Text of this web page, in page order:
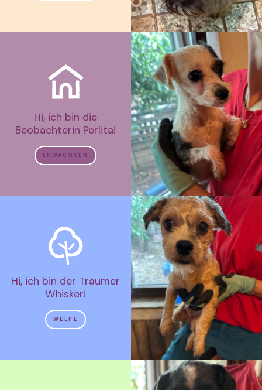
Hi, ich bin die
Beobachterin Perlita!
ERWACHSEN
Hi, ich bin der Träumer
Whisker!
WELPE